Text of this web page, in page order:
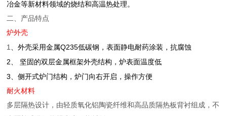
冶金等新材料领域的烧结和高温热处理。
二、产品特点
炉外壳
1 、外壳采用金属Q235低碳钢，表面静电耐药涂装，抗腐蚀
2、 坚固的双层金属框架外壳结构，炉表面温度低
3、侧开式炉门结构，炉门向右开启，操作方便
耐火材料
多层隔热设计，由轻质氧化铝陶瓷纤维和高品质隔热板背衬组成，不